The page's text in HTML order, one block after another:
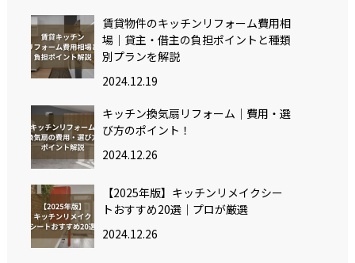
賃貸物件のキッチンリフォーム費用相
場｜貸主・借主の負担ポイントと種類
別プランを解説
2024.12.19
キッチン換気扇リフォーム｜費用・選
び方のポイント！
2024.12.26
【2025年版】キッチンリメイクシー
トおすすめ20選｜プロが厳選
2024.12.26